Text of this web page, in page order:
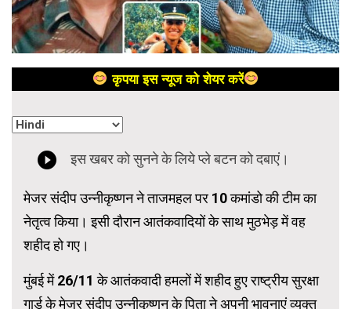
कृपया इस न्यूज को शेयर करें
मेजर संदीप उन्नीकृष्णन ने ताजमहल पर 10 कमांडो की टीम का
नेतृत्व किया। इसी दौरान आतंकवादियों के साथ मुठभेड़ में वह
शहीद हो गए।
मुंबई में 26/11 के आतंकवादी हमलों में शहीद हुए राष्ट्रीय सुरक्षा
गार्ड के मेजर संदीप उन्नीकृष्णन के पिता ने अपनी भावनाएं व्यक्त